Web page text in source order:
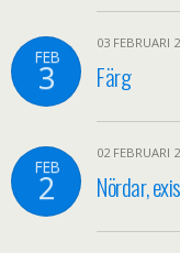
FEB
3
03 FEBRUARI
Färg
FEB
2
02 FEBRUARI
Nördar,